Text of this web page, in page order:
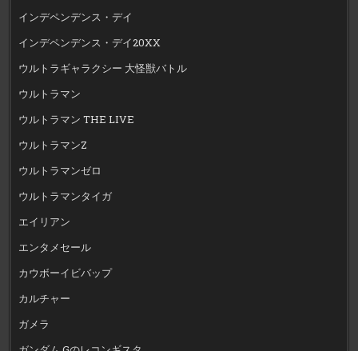
インデペンデンス・デイ
インデペンデンス・デイ20XX
ウルトラギャラクシー 大怪獣バトル
ウルトラマン
ウルトラマン THE LIVE
ウルトラマンZ
ウルトラマンゼロ
ウルトラマンタイガ
エイリアン
エンタメセール
カウボーイビバップ
カルチャー
ガメラ